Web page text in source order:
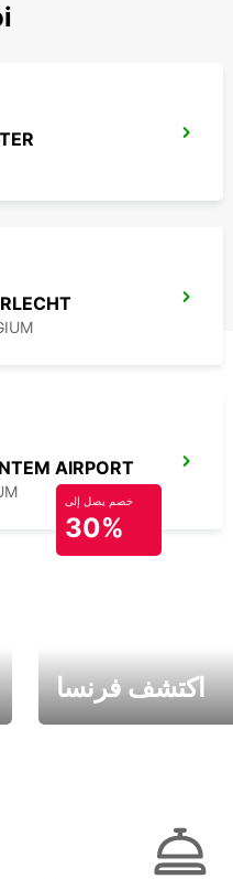
AIRPORT
خصم يصل إلى
30%
اكتشف فرنسا